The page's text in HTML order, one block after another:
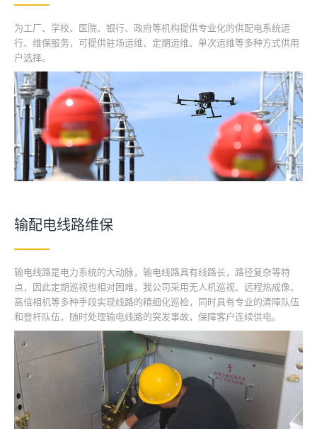
为工厂、学校、医院、银行、政府等机构提供专业化的供配电系统运
行、维保服务，可提供驻场运维、定期运维、单次运维等多种方式供用
户选择。
输配电线路维保
输电线路是电力系统的大动脉，输电线路具有线路长，路径复杂等特
点，因此定期巡视也相对困难，我公司采用无人机巡视、远程热成像、
高倍相机等多种手段实现线路的精细化巡检，同时具有专业的清障队伍
和登杆队伍，随时处理输电线路的突发事故，保障客户连续供电。